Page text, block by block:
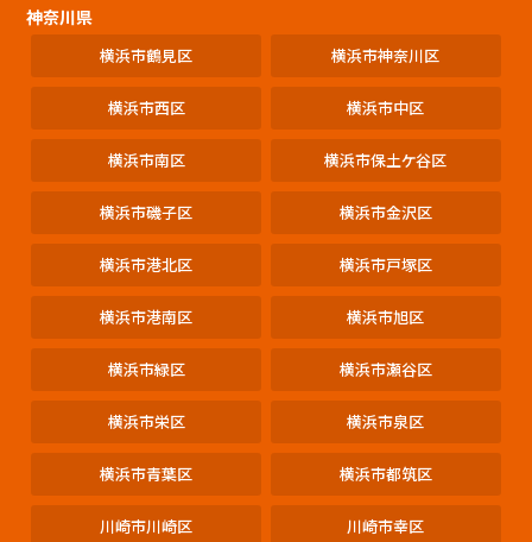
神奈川県
横浜市鶴見区 横浜市神奈川区
横浜市西区 横浜市中区
横浜市南区 横浜市保土ケ谷区
横浜市磯子区 横浜市金沢区
横浜市港北区 横浜市戸塚区
横浜市港南区 横浜市旭区
横浜市緑区 横浜市瀬谷区
横浜市栄区 横浜市泉区
横浜市青葉区 横浜市都筑区
川崎市川崎区 川崎市幸区